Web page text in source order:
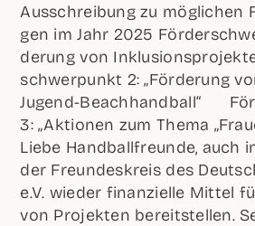
Aus­schrei­bung zu mög­li­chen
gen im Jahr 2025
de­rung von
schwer­punkt 2: „För­de­rung
Jugend-Beach­hand­ball“
3: „Aktio­nen zum The­ma
Lie­be Hand­ball­freun­de, auch
der Freun­des­kreis des
e.V. wie­der finan­zi­el­le Mit­tel
von Pro­jek­ten bereit­stel­len.